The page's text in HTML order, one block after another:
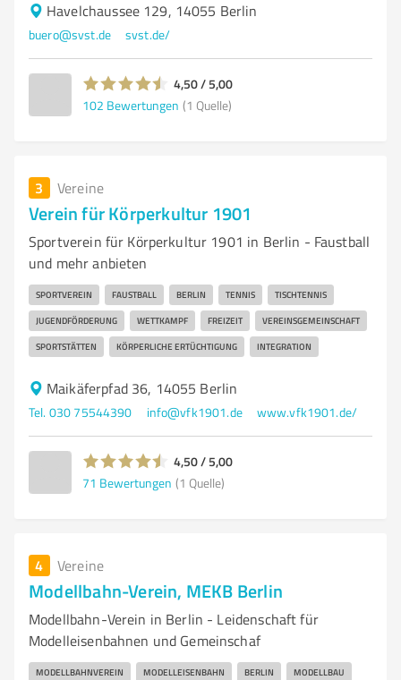
Havelchaussee 129, 14055 Berlin
buero@svst.de svst.de/
4,50 / 5,00
102 Bewertungen (1 Quelle)
3 Vereine
Verein für Körperkultur 1901
Sportverein für Körperkultur 1901 in Berlin - Faustball
und mehr anbieten
SPORTVEREIN FAUSTBALL BERLIN TENNIS TISCHTENNIS
JUGENDFÖRDERUNG WETTKAMPF FREIZEIT VEREINSGEMEINSCHAFT
SPORTSTÄTTEN KÖRPERLICHE ERTÜCHTIGUNG INTEGRATION
Maikäferpfad 36, 14055 Berlin
Tel. 030 75544390 info@vfk1901.de www.vfk1901.de/
4,50 / 5,00
71 Bewertungen (1 Quelle)
4 Vereine
Modellbahn-Verein, MEKB Berlin
Modellbahn-Verein in Berlin - Leidenschaft für
Modelleisenbahnen und Gemeinschaf
MODELLBAHNVEREIN MODELLEISENBAHN BERLIN MODELLBAU